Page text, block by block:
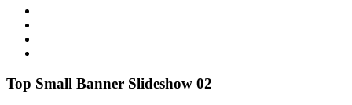
Top Small Banner Slideshow 02